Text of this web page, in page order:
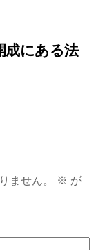
成にある法
ません。 ※ が